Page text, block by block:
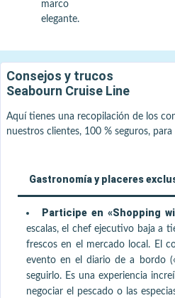
marco
elegante.
Consejos y trucos
Seabourn Cruise Line
Aquí tienes una recopilación de los
nuestros clientes, 100 % seguros,
Gastronomía y placeres
Participe en «Shopping
escalas, el chef ejecutivo baja a
frescos en el mercado local. El
evento en el diario de a bordo
seguirlo. Es una experiencia
negociar el pescado o las